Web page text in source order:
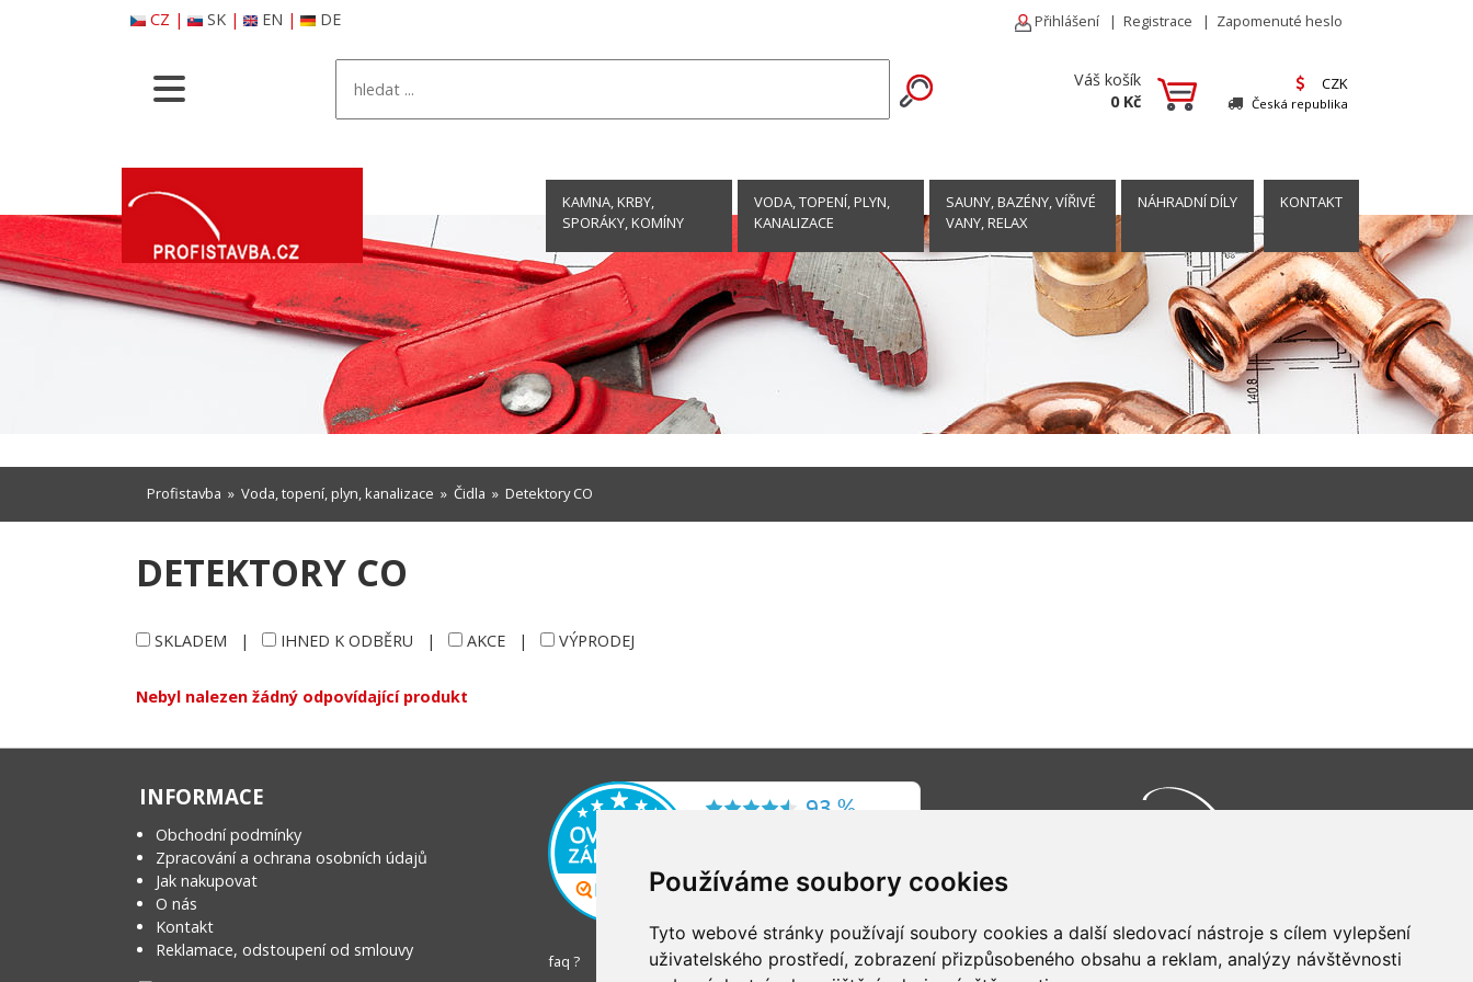
Používáme soubory cookies
Tyto webové stránky používají soubory cookies a další sledovací nástroje s cílem vylepšení
uživatelského prostředí, zobrazení přizpůsobeného obsahu a reklam, analýzy návštěvnosti
CZ | SK| EN | DE Přihlášení | Registrace | Zapomenuté heslo
Váš košík
0 Kč
CZK
Česká republika
KAMNA, KRBY,
SPORÁKY, KOMÍNY
VODA, TOPENÍ, PLYN,
KANALIZACE
SAUNY, BAZÉNY, VÍŘIVÉ
VANY, RELAX
NÁHRADNÍ DÍLY KONTAKT
Profistavba » Voda, topení, plyn, kanalizace » Čidla » Detektory CO
DETEKTORY CO
SKLADEM | IHNED K ODBĚRU | AKCE | VÝPRODEJ
Nebyl nalezen žádný odpovídající produkt
INFORMACE
Obchodní podmínky
Zpracování a ochrana osobních údajů
Jak nakupovat
O nás
Kontakt
Reklamace, odstoupení od smlouvy
faq ?
profesionální webové stránky: triangl web